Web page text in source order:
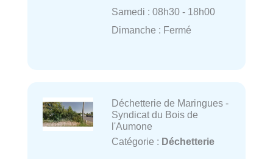
Samedi : 08h30 - 18h00
Dimanche : Fermé
Déchetterie de Maringues -
Syndicat du Bois de
l'Aumone
Catégorie : Déchetterie